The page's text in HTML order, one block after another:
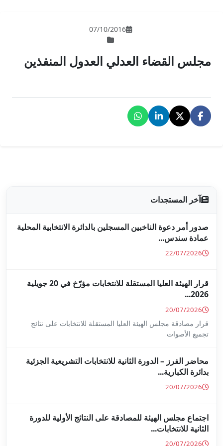
العدول المنفذين
بالدائرة الانتخابية المحلية
قرار الهيئة العليا المستقلة للانتخابات مؤرّخ في 20 جويلية
المستقلة للانتخابات على نتائج
للانتخابات التشريعية الجزئية
على النتائج الأولية للدورة